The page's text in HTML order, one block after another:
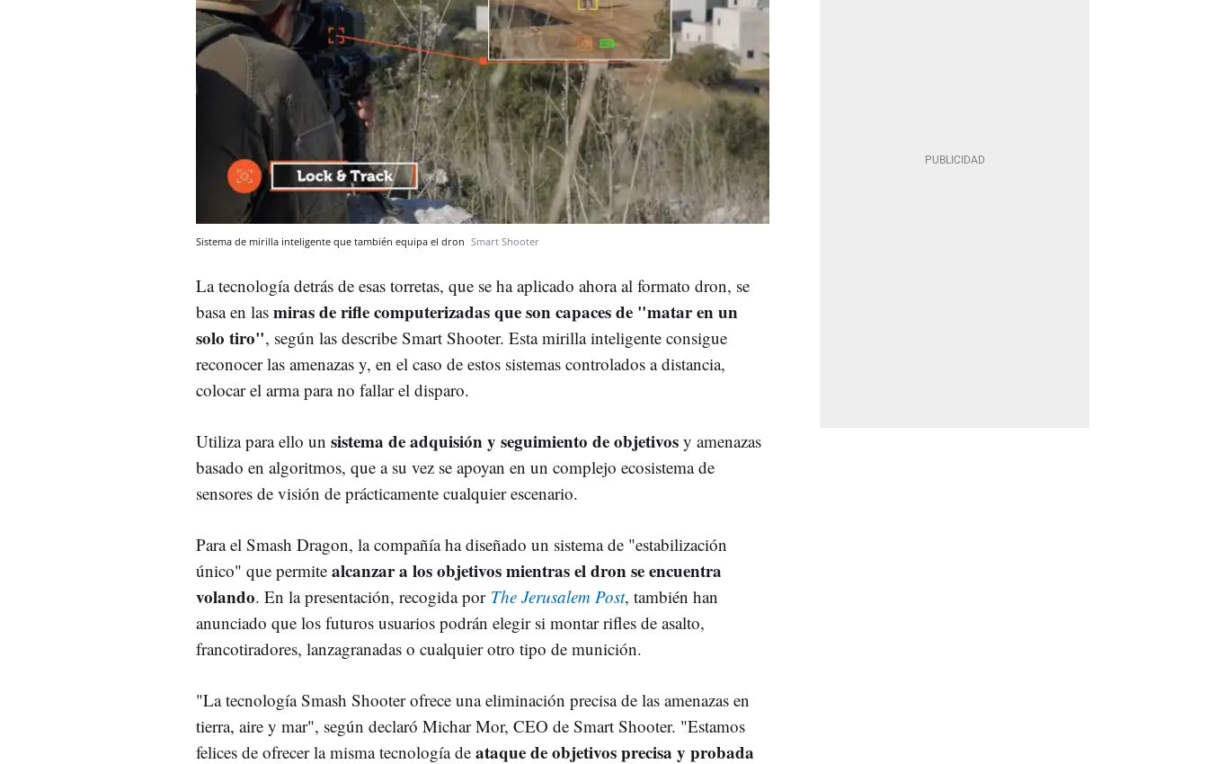
Sistema de mirilla inteligente que también equipa el dron Smart Shooter
La tecnología detrás de esas torretas, que se ha aplicado ahora al formato dron, se
basa en las miras de rifle computerizadas que son capaces de "matar en un
solo tiro", según las describe Smart Shooter. Esta mirilla inteligente consigue
reconocer las amenazas y, en el caso de estos sistemas controlados a distancia,
colocar el arma para no fallar el disparo.
Utiliza para ello un sistema de adquisión y seguimiento de objetivos y amenazas
basado en algoritmos, que a su vez se apoyan en un complejo ecosistema de
sensores de visión de prácticamente cualquier escenario.
Para el Smash Dragon, la compañía ha diseñado un sistema de "estabilización
único" que permite alcanzar a los objetivos mientras el dron se encuentra
volando. En la presentación, recogida por The Jerusalem Post, también han
anunciado que los futuros usuarios podrán elegir si montar rifles de asalto,
francotiradores, lanzagranadas o cualquier otro tipo de munición.
"La tecnología Smash Shooter ofrece una eliminación precisa de las amenazas en
tierra, aire y mar", según declaró Michar Mor, CEO de Smart Shooter. "Estamos
felices de ofrecer la misma tecnología de ataque de objetivos precisa y probada